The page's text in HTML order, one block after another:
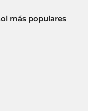
más populares